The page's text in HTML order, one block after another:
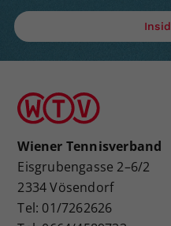
Wiener Tennisverband
Eisgrubengasse 2–6/2
2334 Vösendorf
Tel: 01/7262626